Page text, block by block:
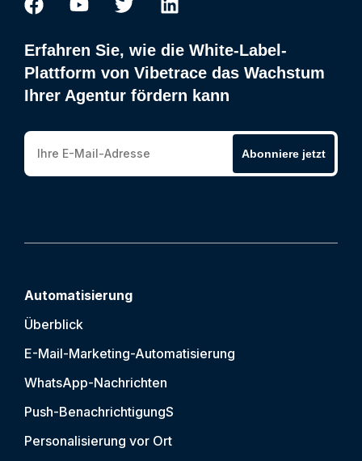
Erfahren Sie, wie die White-Label-
Plattform von Vibetrace das Wachstum
Ihrer Agentur fördern kann
Abonniere jetzt
Automatisierung
Überblick
E-Mail-Marketing-Automatisierung
WhatsApp-Nachrichten
Push-BenachrichtigungS
Personalisierung vor Ort